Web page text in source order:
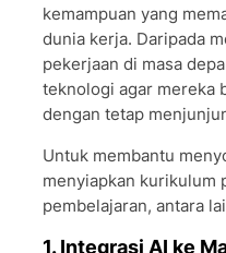
kemampuan yang
dunia kerja. Daripada
pekerjaan di masa
teknologi agar mereka
dengan tetap
Untuk membantu
menyiapkan kurikulum
pembelajaran, antara
1. Integrasi AI ke